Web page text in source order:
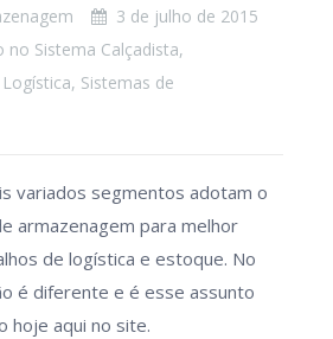
3 de julho de 2015
Sistema Calçadista,
, Sistemas de
variados segmentos adotam o
armazenagem para melhor
de logística e estoque. No
é diferente e é esse assunto
hoje aqui no site.